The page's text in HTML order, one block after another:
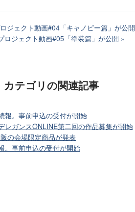
ジェクト動画#04「キャノピー篇」が公開
ロジェクト動画#05「塗装篇」が公開
カテゴリの関連記事
報。事前申込の受付が開始
レガンスONLINE第二回の作品募集が開始
の会場限定商品が発表
。事前申込の受付が開始